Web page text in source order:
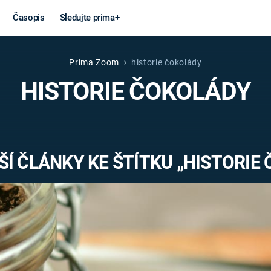
Časopis Sledujte prima+
Věda a
technika
MARS
Války
VÁLEČNÉ
Záhady a
Prima Zoom historie čokolády
HISTORIE ČOKOLÁDY
ČLÁNKY KE ŠTÍTKU „HISTORIE